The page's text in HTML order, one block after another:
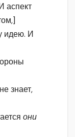
аспект
идею. И
не знает,
они